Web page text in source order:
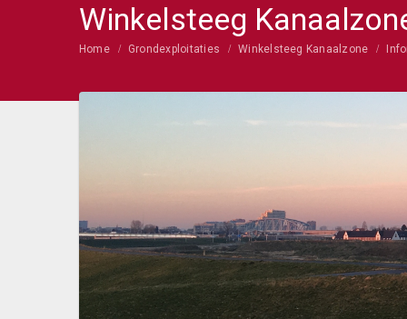
Winkelsteeg
Home Grondexploitaties Winkelsteeg Kanaalzone